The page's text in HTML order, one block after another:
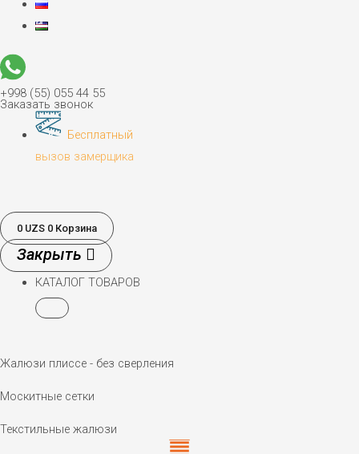
+998 (55) 055 44 55
Заказать звонок
Бесплатный
вызов замерщика
0 UZS 0 Корзина
КАТАЛОГ ТОВАРОВ
Жалюзи плиссе - без сверления
Москитные сетки
Текстильные жалюзи